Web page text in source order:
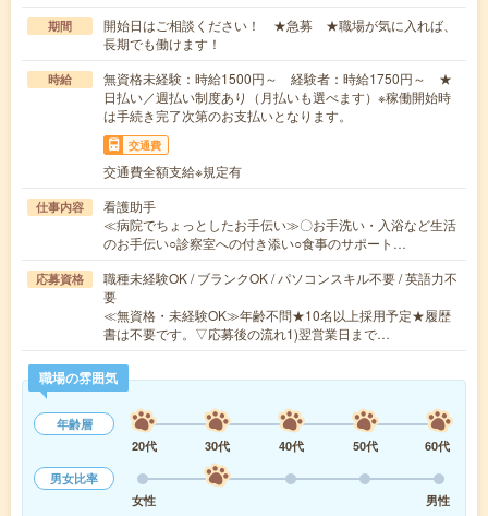
期間
開始日はご相談ください！ ★急募 ★職場が気に入れば、
長期でも働けます！
時給
無資格未経験：時給1500円～ 経験者：時給1750円～ ★
日払い／週払い制度あり（月払いも選べます）※稼働開始時
は手続き完了次第のお支払いとなります。
交通費
交通費全額支給※規定有
仕事内容
看護助手
≪病院でちょっとしたお手伝い≫〇お手洗い・入浴など生活
のお手伝い○診察室への付き添い○食事のサポート…
応募資格
職種未経験OK / ブランクOK / パソコンスキル不要 / 英語力不
要
≪無資格・未経験OK≫年齢不問★10名以上採用予定★履歴
書は不要です。▽応募後の流れ1)翌営業日まで…
職場の雰囲気
年齢層
20代
30代 40代 50代
60代
男女比率
女性
男性